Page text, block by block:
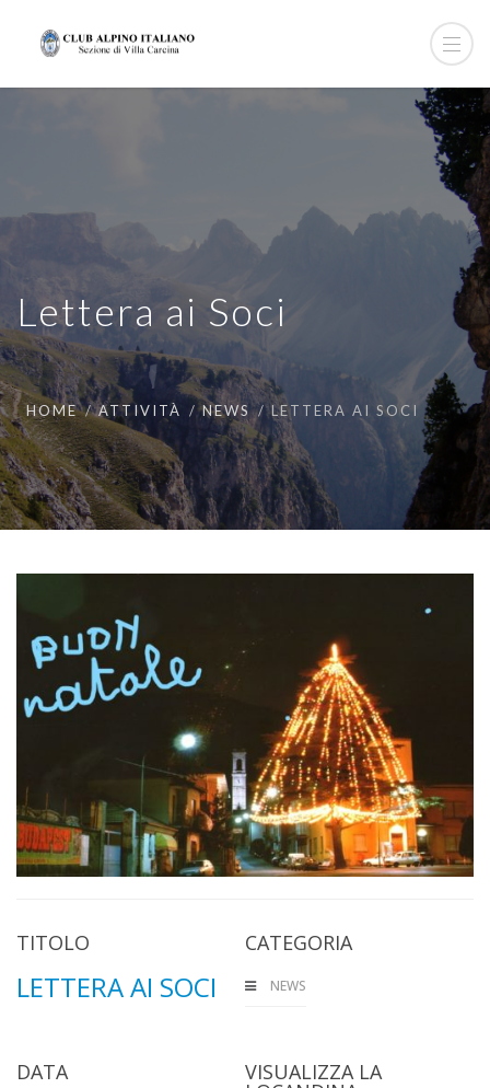
Lettera ai Soci
HOME ATTIVITÀ NEWS LETTERA AI SOCI
TITOLO
LETTERA AI SOCI
CATEGORIA
NEWS
DATA VISUALIZZA LA